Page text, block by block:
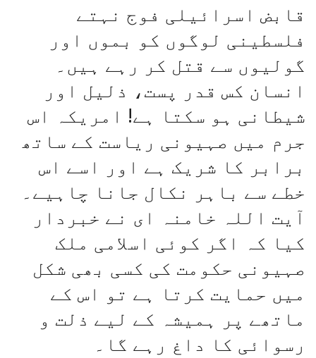
قابض اسرائیلی فوج نہتے
فلسطینی لوگوں کو بموں اور
گولیوں سے قتل کر رہے ہیں۔
انسان کس قدر پست، ذلیل اور
شیطانی ہو سکتا ہے! امریکہ اس
جرم میں صہیونی ریاست کے ساتھ
برابر کا شریک ہے اور اسے اس
خطے سے باہر نکال جانا چاہیے۔
آیت اللہ خامنہ ای نے خبردار
کیا کہ اگر کوئی اسلامی ملک
صہیونی حکومت کی کسی بھی شکل
میں حمایت کرتا ہے تو اس کے
ماتھے پر ہمیشہ کے لیے ذلت و
رسوائی کا داغ رہے گا۔